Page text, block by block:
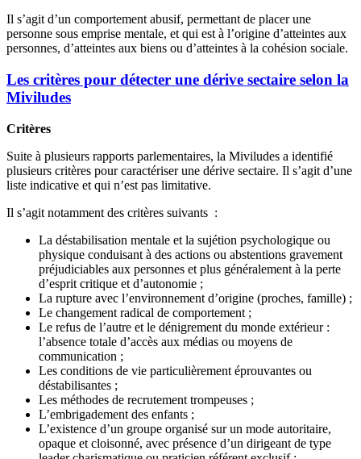
Il s’agit d’un comportement abusif, permettant de placer une
personne sous emprise mentale, et qui est à l’origine d’atteintes aux
personnes, d’atteintes aux biens ou d’atteintes à la cohésion sociale.
Les critères pour détecter une dérive sectaire selon la
Miviludes
Critères
Suite à plusieurs rapports parlementaires, la Miviludes a identifié
plusieurs critères pour caractériser une dérive sectaire. Il s’agit d’une
liste indicative et qui n’est pas limitative.
Il s’agit notamment des critères suivants :
La déstabilisation mentale et la sujétion psychologique ou
physique conduisant à des actions ou abstentions gravement
préjudiciables aux personnes et plus généralement à la perte
d’esprit critique et d’autonomie ;
La rupture avec l’environnement d’origine (proches, famille) ;
Le changement radical de comportement ;
Le refus de l’autre et le dénigrement du monde extérieur :
l’absence totale d’accès aux médias ou moyens de
communication ;
Les conditions de vie particulièrement éprouvantes ou
déstabilisantes ;
Les méthodes de recrutement trompeuses ;
L’embrigadement des enfants ;
L’existence d’un groupe organisé sur un mode autoritaire,
opaque et cloisonné, avec présence d’un dirigeant de type